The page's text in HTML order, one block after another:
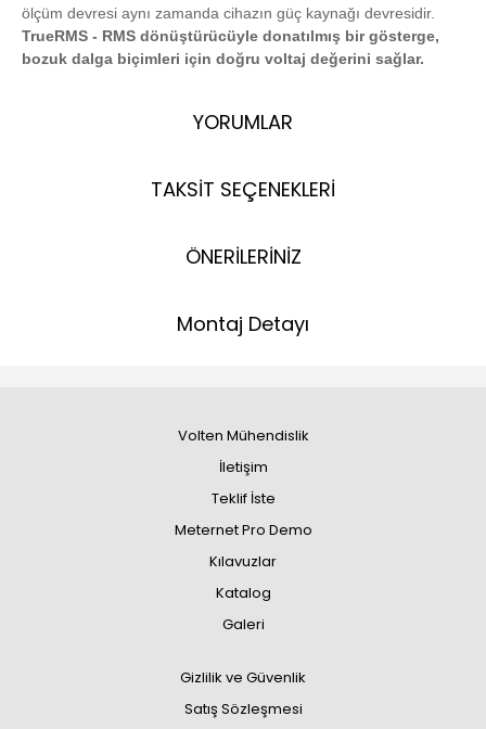
ölçüm devresi aynı zamanda cihazın güç kaynağı devresidir.
TrueRMS - RMS dönüştürücüyle donatılmış bir gösterge,
bozuk dalga biçimleri için doğru voltaj değerini sağlar.
YORUMLAR
TAKSİT SEÇENEKLERİ
ÖNERİLERİNİZ
Montaj Detayı
Volten Mühendislik
İletişim
Teklif İste
Meternet Pro Demo
Kılavuzlar
Katalog
Galeri
Gizlilik ve Güvenlik
Satış Sözleşmesi